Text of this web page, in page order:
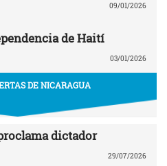
09/01/2026
de Haití
03/01/2026
DE NICARAGUA
dictador
29/07/2026